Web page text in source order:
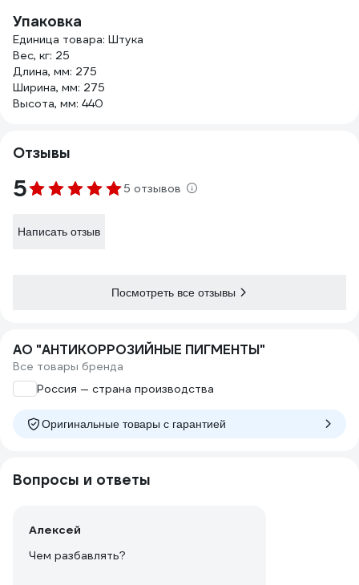
Упаковка
Единица товара: Штука
Вес, кг: 25
Длина, мм: 275
Ширина, мм: 275
Высота, мм: 440
Отзывы
5 5 отзывов
Написать отзыв
Посмотреть все отзывы
АО "АНТИКОРРОЗИЙНЫЕ ПИГМЕНТЫ"
Все товары бренда
Россия — страна производства
Оригинальные товары c гарантией
Вопросы и ответы
Алексей
Чем разбавлять?